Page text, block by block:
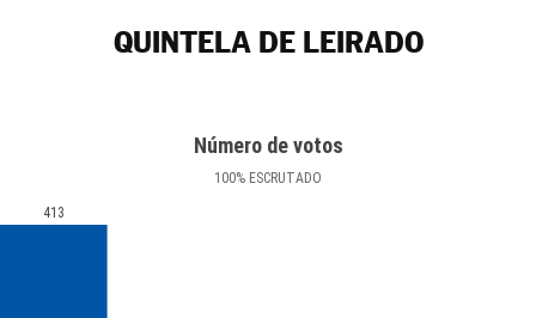
QUINTELA DE LEIRADO
Número de votos
100% ESCRUTADO
413